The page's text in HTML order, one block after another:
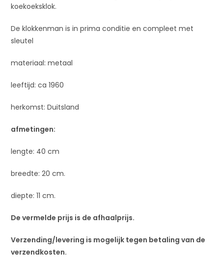
koekoeksklok.
De klokkenman is in prima conditie en compleet met
sleutel
materiaal: metaal
leeftijd: ca 1960
herkomst: Duitsland
afmetingen:
lengte: 40 cm
breedte: 20 cm.
diepte: 11 cm.
De vermelde prijs is de afhaalprijs.
Verzending/levering is mogelijk tegen betaling van de
verzendkosten.